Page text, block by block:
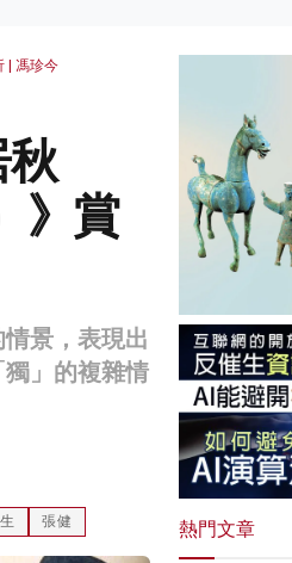
| 馮珍今
》賞
景，表現出
」的複雜情
張健 熱門文章